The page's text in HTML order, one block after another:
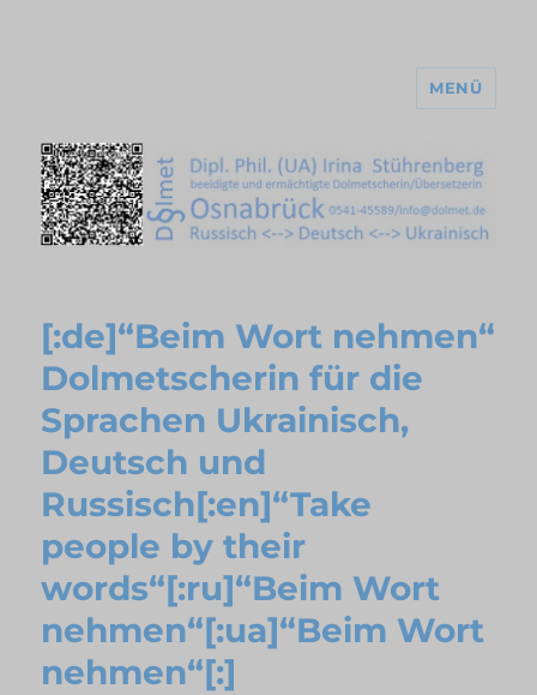
MENÜ
[:de]“Beim Wort nehmen“
Dolmetscherin für die
Sprachen Ukrainisch,
Deutsch und
Russisch[:en]“Take
people by their
words“[:ru]“Beim Wort
nehmen“[:ua]“Beim Wort
nehmen“[:]